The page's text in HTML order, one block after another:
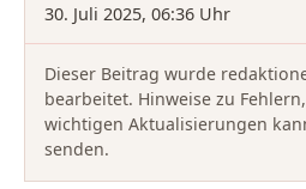
30. Juli 2025, 06:36 Uhr
Dieser Beitrag wurde
bearbeitet. Hinweise zu
wichtigen Aktualisierungen
senden.